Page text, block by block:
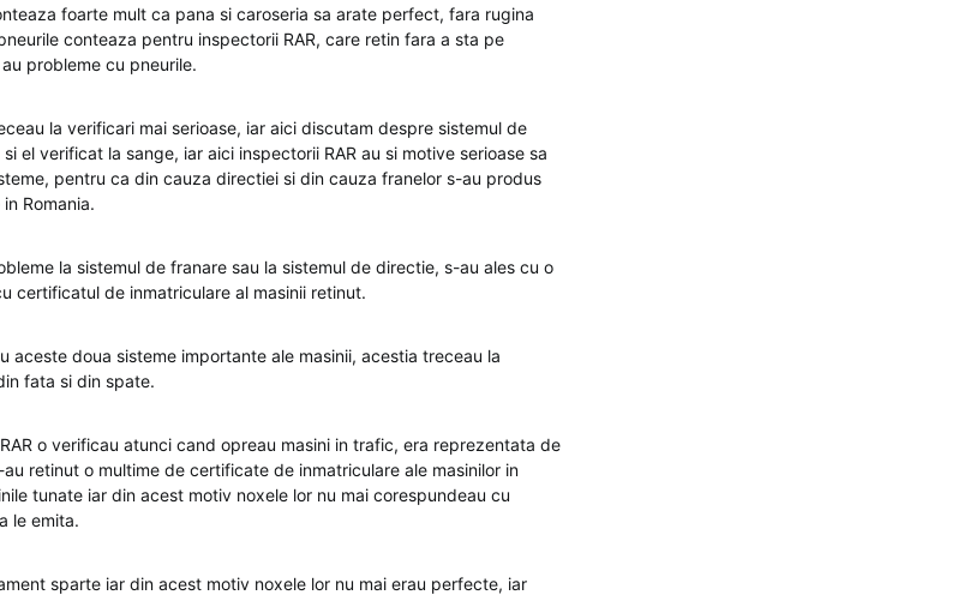
foarte mult ca pana si caroseria sa arate perfect, fara rugina
conteaza pentru inspectorii RAR, care retin fara a sta pe
probleme cu pneurile.
la verificari mai serioase, iar aici discutam despre sistemul de
el verificat la sange, iar aici inspectorii RAR au si motive serioase sa
pentru ca din cauza directiei si din cauza franelor s-au produs
Romania.
la sistemul de franare sau la sistemul de directie, s-au ales cu o
certificatul de inmatriculare al masinii retinut.
aceste doua sisteme importante ale masinii, acestia treceau la
fata si din spate.
o verificau atunci cand opreau masini in trafic, era reprezentata de
au retinut o multime de certificate de inmatriculare ale masinilor in
tunate iar din acest motiv noxele lor nu mai corespundeau cu
le emita.
sparte iar din acest motiv noxele lor nu mai erau perfecte, iar